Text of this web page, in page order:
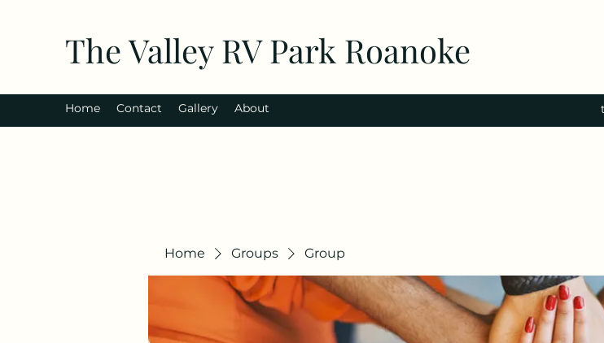
The Valley RV Park Roanoke
Home Contact Gallery About
Home Groups Group